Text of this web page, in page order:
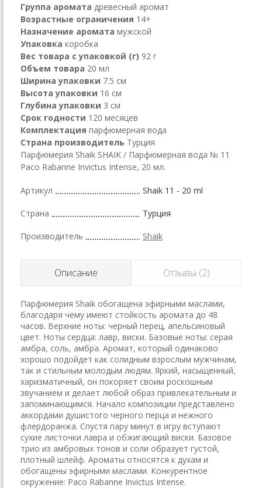
Группа аромата древесный аромат
Возрастные ограничения 14+
Назначение аромата мужской
Упаковка коробка
Вес товара с упаковкой (г) 92 г
Объем товара 20 мл
Ширина упаковки 7.5 см
Высота упаковки 16 см
Глубина упаковки 3 см
Срок годности 120 месяцев
Комплектация парфюмерная вода
Страна производитель Турция
Парфюмерия Shaik SHAIK / Парфюмерная вода № 11
Paco Rabanne Invictus Intense, 20 мл.
Артикул Shaik 11 - 20 ml
Страна Турция
Производитель Shaik
Описание Отзывы (2)
Парфюмерия Shaik обогащена эфирными маслами,
благодаря чему имеют стойкость аромата до 48
часов. Верхние ноты: черный перец, апельсиновый
цвет. Ноты сердца: лавр, виски. Базовые ноты: серая
амбра, соль, амбра. Аромат, который одинаково
хорошо подойдет как солидным взрослым мужчинам,
так и стильным молодым людям. Яркий, насыщенный,
харизматичный, он покоряет своим роскошным
звучанием и делает любой образ привлекательным и
запоминающимся. Начало композиции представлено
аккордами душистого черного перца и нежного
флердоранжа. Спустя пару минут в игру вступают
сухие листочки лавра и обжигающий виски. Базовое
трио из амбровых тонов и соли образует густой,
плотный шлейф. Ароматы относятся к духам и
обогащены эфирными маслами. Конкурентное
окружение: Paco Rabanne Invictus Intense.